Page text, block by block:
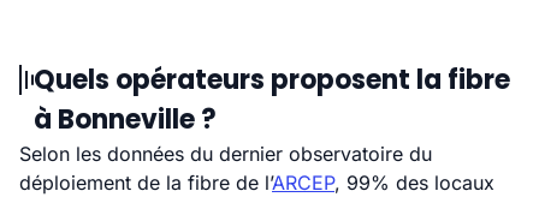
Quels opérateurs proposent la fibre
à Bonneville ?
Selon les données du dernier observatoire du
déploiement de la fibre de l’ARCEP, 99% des locaux